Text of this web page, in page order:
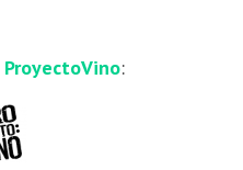
ProyectoVino: